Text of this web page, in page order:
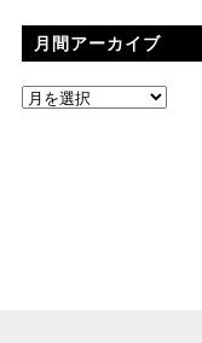
月間アーカイブ